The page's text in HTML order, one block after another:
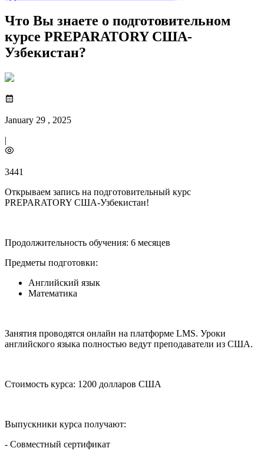
Что Вы знаете о подготовительном
курсе PREPARATORY США-
Узбекистан?
January 29 , 2025
|
3441
Открываем запись на подготовительный курс
PREPARATORY США-Узбекистан!
Продолжительность обучения: 6 месяцев
Предметы подготовки:
Английский язык
Математика
Занятия проводятся онлайн на платформе LMS. Уроки
английского языка полностью ведут преподаватели из США.
Стоимость курса: 1200 долларов США
Выпускники курса получают:
- Совместный сертификат